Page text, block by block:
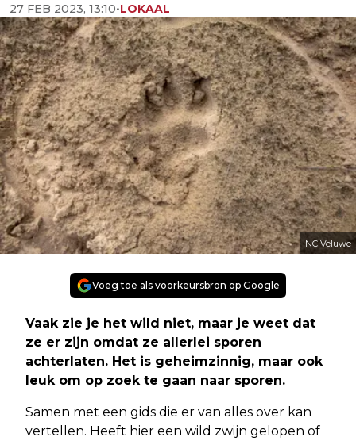
27 FEB 2023, 13:10•LOKAAL
NC Veluwe
Voeg toe als voorkeursbron op Google
Vaak zie je het wild niet, maar je weet dat
ze er zijn omdat ze allerlei sporen
achterlaten. Het is geheimzinnig, maar ook
leuk om op zoek te gaan naar sporen.
Samen met een gids die er van alles over kan
vertellen. Heeft hier een wild zwijn gelopen of